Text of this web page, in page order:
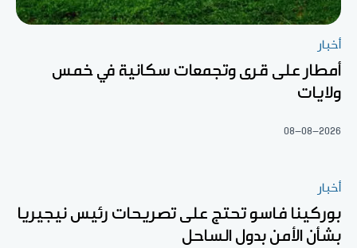
أخبار
أمطار على قرى وتجمعات سكانية في خمس
ولايات
08-08-2026
أخبار
بوركينا فاسو تحتج على تصريحات رئيس نيجيريا
بشأن الأمن بدول الساحل